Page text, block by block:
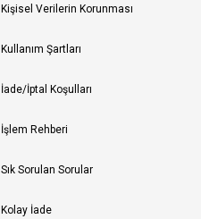
Kişisel Verilerin Korunması
Kullanım Şartları
İade/İptal Koşulları
İşlem Rehberi
Sık Sorulan Sorular
Kolay İade